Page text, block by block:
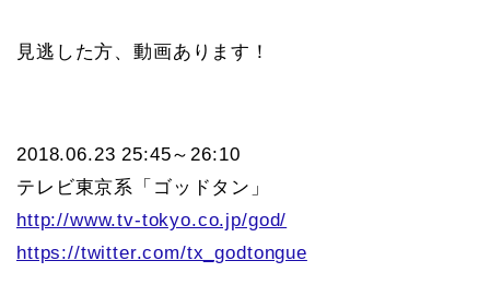
見逃した方、動画あります！
2018.06.23 25:45～26:10
テレビ東京系「ゴッドタン」
http://www.tv-tokyo.co.jp/god/
https://twitter.com/tx_godtongue